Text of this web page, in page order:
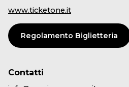
www.ticketone.it
Regolamento Biglietteria
Contatti